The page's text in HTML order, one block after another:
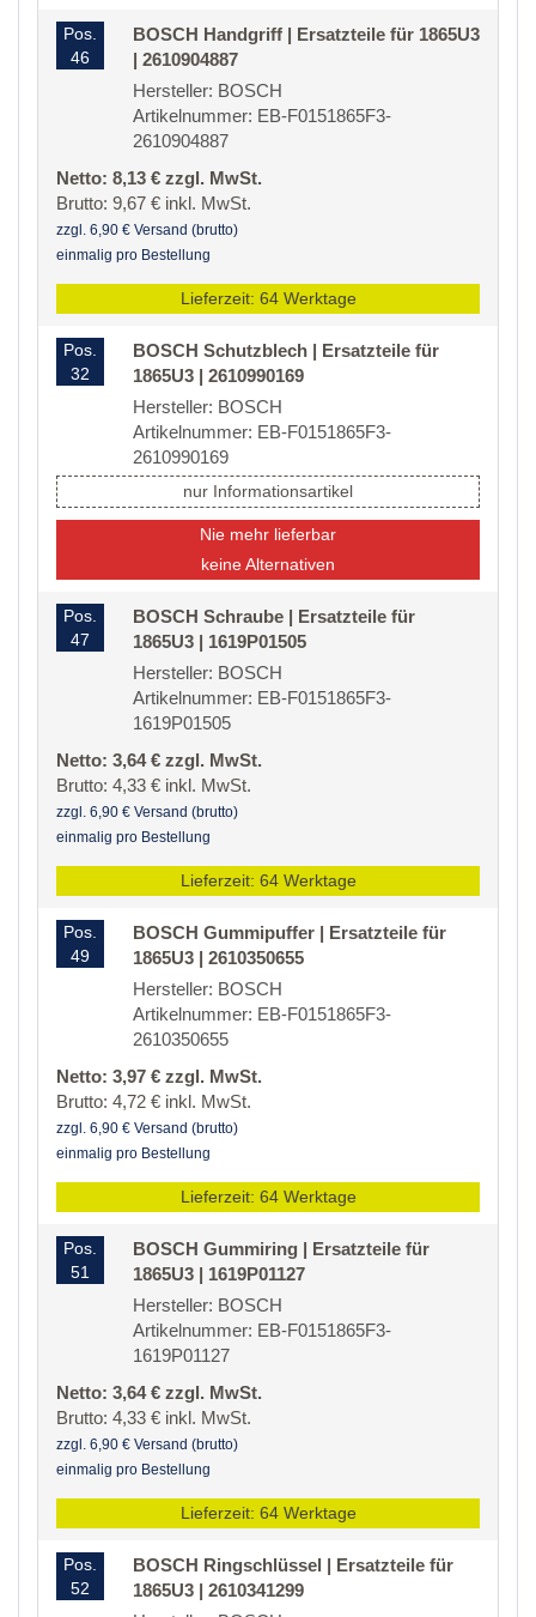
Pos.
46
BOSCH Handgriff | Ersatzteile für 1865U3
| 2610904887
Hersteller: BOSCH
Artikelnummer: EB-F0151865F3-
2610904887
Netto: 8,13 € zzgl. MwSt.
Brutto: 9,67 € inkl. MwSt.
zzgl. 6,90 € Versand (brutto)
einmalig pro Bestellung
Lieferzeit: 64 Werktage
Pos.
32
BOSCH Schutzblech | Ersatzteile für
1865U3 | 2610990169
Hersteller: BOSCH
Artikelnummer: EB-F0151865F3-
2610990169
nur Informationsartikel
Nie mehr lieferbar
keine Alternativen
Pos.
47
BOSCH Schraube | Ersatzteile für
1865U3 | 1619P01505
Hersteller: BOSCH
Artikelnummer: EB-F0151865F3-
1619P01505
Netto: 3,64 € zzgl. MwSt.
Brutto: 4,33 € inkl. MwSt.
zzgl. 6,90 € Versand (brutto)
einmalig pro Bestellung
Lieferzeit: 64 Werktage
Pos.
49
BOSCH Gummipuffer | Ersatzteile für
1865U3 | 2610350655
Hersteller: BOSCH
Artikelnummer: EB-F0151865F3-
2610350655
Netto: 3,97 € zzgl. MwSt.
Brutto: 4,72 € inkl. MwSt.
zzgl. 6,90 € Versand (brutto)
einmalig pro Bestellung
Lieferzeit: 64 Werktage
Pos.
51
BOSCH Gummiring | Ersatzteile für
1865U3 | 1619P01127
Hersteller: BOSCH
Artikelnummer: EB-F0151865F3-
1619P01127
Netto: 3,64 € zzgl. MwSt.
Brutto: 4,33 € inkl. MwSt.
zzgl. 6,90 € Versand (brutto)
einmalig pro Bestellung
Lieferzeit: 64 Werktage
Pos.
52
BOSCH Ringschlüssel | Ersatzteile für
1865U3 | 2610341299